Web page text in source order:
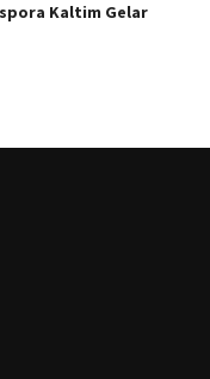
Kaltim Gelar